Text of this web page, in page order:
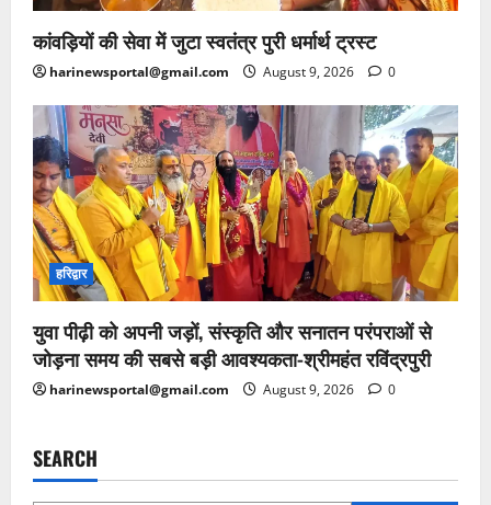
कांवड़ियों की सेवा में जुटा स्वतंत्र पुरी धर्मार्थ ट्रस्ट
harinewsportal@gmail.com August 9, 2026 0
हरिद्वार
युवा पीढ़ी को अपनी जड़ों, संस्कृति और सनातन परंपराओं से
जोड़ना समय की सबसे बड़ी आवश्यकता-श्रीमहंत रविंद्रपुरी
harinewsportal@gmail.com August 9, 2026 0
SEARCH